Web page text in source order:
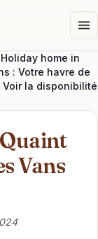
home in
: Votre havre de
Voir la disponibilité
Vans